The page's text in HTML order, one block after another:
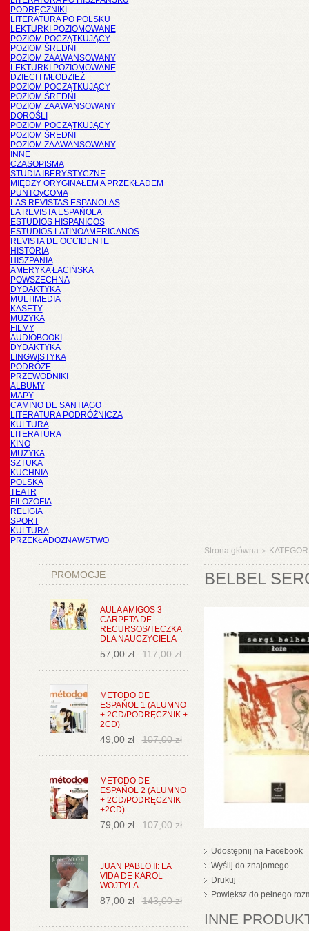
PODRĘCZNIKI
LITERATURA PO POLSKU
LEKTURKI POZIOMOWANE
POZIOM POCZĄTKUJĄCY
POZIOM ŚREDNI
POZIOM ZAAWANSOWANY
LEKTURKI POZIOMOWANE
DZIECI I MŁODZIEŻ
POZIOM POCZĄTKUJĄCY
POZIOM ŚREDNI
POZIOM ZAAWANSOWANY
DOROŚLI
POZIOM POCZĄTKUJĄCY
POZIOM ŚREDNI
POZIOM ZAAWANSOWANY
INNE
CZASOPISMA
STUDIA IBERYSTYCZNE
MIĘDZY ORYGINAŁEM A PRZEKŁADEM
PUNTOyCOMA
LAS REVISTAS ESPANOLAS
LA REVISTA ESPAÑOLA
ESTUDIOS HISPANICOS
ESTUDIOS LATINOAMERICANOS
REVISTA DE OCCIDENTE
HISTORIA
HISZPANIA
AMERYKA ŁACIŃSKA
POWSZECHNA
DYDAKTYKA
MULTIMEDIA
KASETY
MUZYKA
FILMY
AUDIOBOOKI
DYDAKTYKA
LINGWISTYKA
PODRÓŻE
PRZEWODNIKI
ALBUMY
MAPY
CAMINO DE SANTIAGO
LITERATURA PODRÓŻNICZA
KULTURA
LITERATURA
KINO
MUZYKA
SZTUKA
KUCHNIA
POLSKA
TEATR
FILOZOFIA
RELIGIA
SPORT
KULTURA
PRZEKŁADOZNAWSTWO
PROMOCJE
AULA AMIGOS 3
CARPETA DE
RECURSOS/TECZKA
DLA NAUCZYCIELA
57,00 zł 117,00 zł
METODO DE
ESPAŃOL 1 (ALUMNO
+ 2CD/PODRĘCZNIK +
2CD)
49,00 zł 107,00 zł
METODO DE
ESPAŃOL 2 (ALUMNO
+ 2CD/PODRĘCZNIK
+2CD)
79,00 zł 107,00 zł
JUAN PABLO II: LA
VIDA DE KAROL
WOJTYLA
87,00 zł 143,00 zł
Strona główna >
BELBEL
Udostępnij na Facebook
Wyślij do znajomego
Drukuj
Powiększ do pełnego
INNE